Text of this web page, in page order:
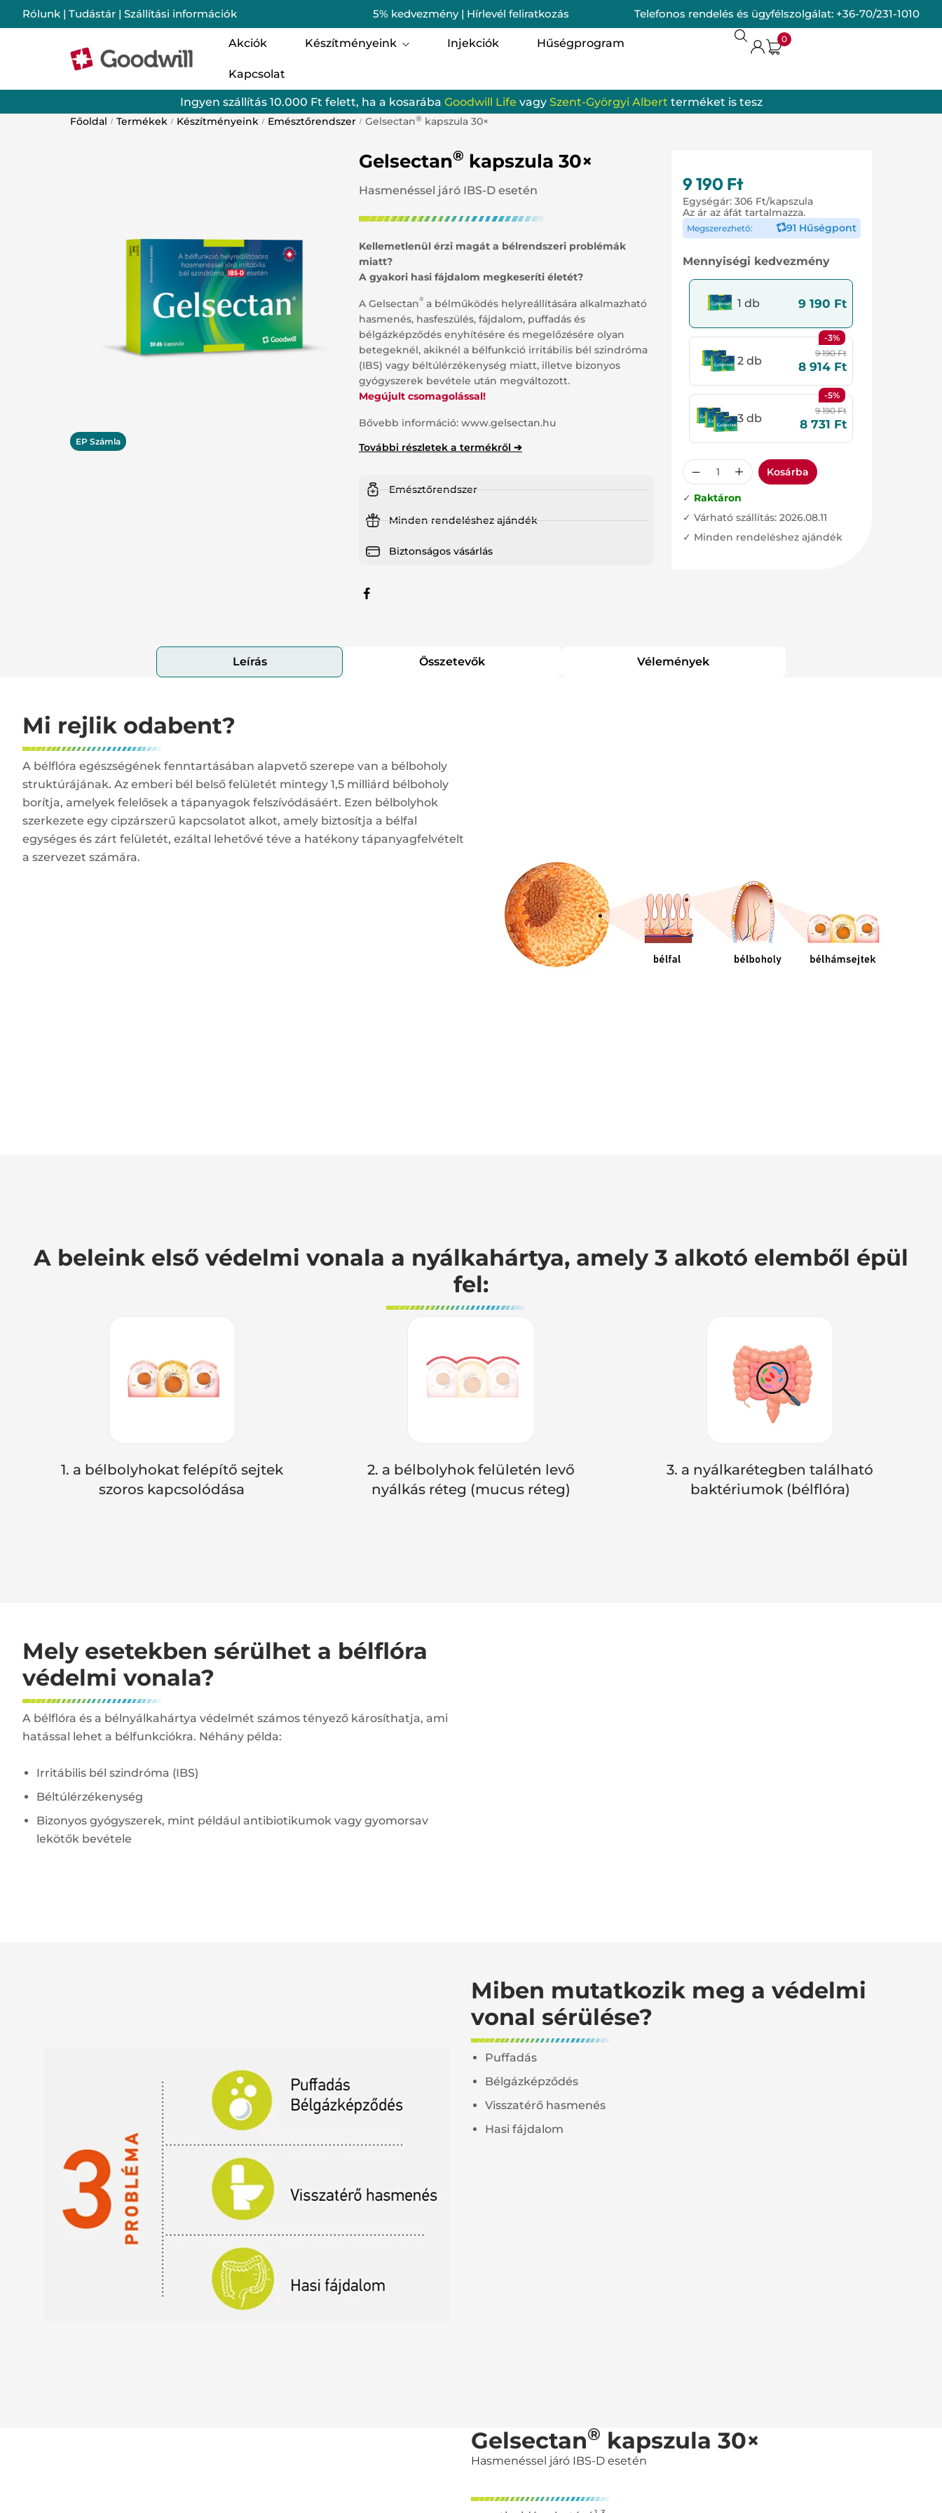
Rólunk | Tudástár | Szállítási információk 5% kedvezmény | Hírlevél feliratkozás Telefonos rendelés és ügyfélszolgálat: +36-70/231-1010
Akciók Készítményeink
Csomagok Szent-Györgyi Albert termékek
Babatervezés Gyerekeknek
Szellemi frissesség és egyensúly Emésztőrendszer
Goodwill Life termékek Vérkeringés
Testsúlykontroll Haj, bőr, köröm
Speciális támogatás
Vény nélkül kapható gyógyszerek
Injekciók Hűségprogram
Kapcsolat
0
Ingyen szállítás 10.000 Ft felett, ha a kosarába Goodwill Life vagy Szent-Györgyi Albert terméket is tesz
Főoldal / Termékek / Készítményeink / Emésztőrendszer / Gelsectan® kapszula 30×
EP Számla
Gelsectan® kapszula 30×
Hasmenéssel járó IBS-D esetén
Kellemetlenül érzi magát a bélrendszeri problémák
miatt?
A gyakori hasi fájdalom megkeseríti életét?
A Gelsectan®a bélműködés helyreállítására alkalmazható
hasmenés, hasfeszülés, fájdalom, puffadás és
bélgázképződés enyhítésére és megelőzésére olyan
betegeknél, akiknél a bélfunkció irritábilis bél szindróma
(IBS) vagy béltúlérzékenység miatt, illetve bizonyos
gyógyszerek bevétele után megváltozott.
Megújult csomagolással!
Bővebb információ: www.gelsectan.hu
További részletek a termékről ➔
Emésztőrendszer
Minden rendeléshez ajándék
Biztonságos vásárlás
9 190 Ft
Egységár: 306 Ft/kapszula
Az ár az áfát tartalmazza.
Megszerezhető: 91 Hűségpont
Mennyiségi kedvezmény
1 db 9 190 Ft
-3%
2 db
9 190Ft
8 914 Ft
-5%
3 db
9 190Ft
8 731 Ft
Kosárba
✓ Raktáron
✓ Várható szállítás: 2026.08.11
✓ Minden rendeléshez ajándék
Leírás Összetevők Vélemények
Mi rejlik odabent?
A bélflóra egészségének fenntartásában alapvető szerepe van a bélboholy
struktúrájának. Az emberi bél belső felületét mintegy 1,5 milliárd bélboholy
borítja, amelyek felelősek a tápanyagok felszívódásáért. Ezen bélbolyhok
szerkezete egy cipzárszerű kapcsolatot alkot, amely biztosítja a bélfal
egységes és zárt felületét, ezáltal lehetővé téve a hatékony tápanyagfelvételt
a szervezet számára.
A beleink első védelmi vonala a nyálkahártya, amely 3 alkotó elemből épül
fel:
1. a bélbolyhokat felépítő sejtek
szoros kapcsolódása
2. a bélbolyhok felületén levő
nyálkás réteg (mucus réteg)
3. a nyálkarétegben található
baktériumok (bélflóra)
Mely esetekben sérülhet a bélflóra
védelmi vonala?
A bélflóra és a bélnyálkahártya védelmét számos tényező károsíthatja, ami
hatással lehet a bélfunkciókra. Néhány példa:
Irritábilis bél szindróma (IBS)
Béltúlérzékenység
Bizonyos gyógyszerek, mint például antibiotikumok vagy gyomorsav
lekötők bevétele
Miben mutatkozik meg a védelmi
vonal sérülése?
Puffadás
Bélgázképződés
Visszatérő hasmenés
Hasi fájdalom
Gelsectan® kapszula 30×
Hasmenéssel járó IBS-D esetén